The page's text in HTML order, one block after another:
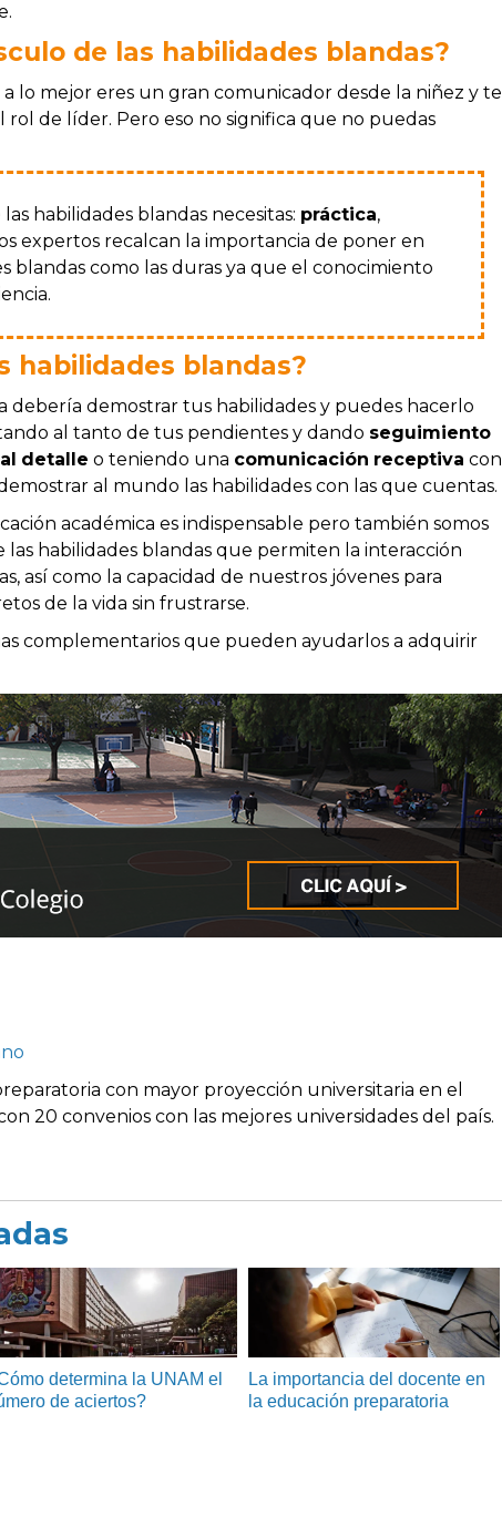
de las habilidades blandas?
lo mejor eres un gran comunicador desde la niñez y te
rol de líder. Pero eso no significa que no puedas
habilidades blandas necesitas: práctica,
expertos recalcan la importancia de poner en
blandas como las duras ya que el conocimiento
habilidades blandas?
debería demostrar tus habilidades y puedes hacerlo
al tanto de tus pendientes y dando seguimiento
al detalle o teniendo una comunicación receptiva con
al mundo las habilidades con las que cuentas.
académica es indispensable pero también somos
las habilidades blandas que permiten la interacción
así como la capacidad de nuestros jóvenes para
de la vida sin frustrarse.
complementarios que pueden ayudarlos a adquirir
con mayor proyección universitaria en el
20 convenios con las mejores universidades del país.
determina la UNAM el
de aciertos?
La importancia del docente en
la educación preparatoria